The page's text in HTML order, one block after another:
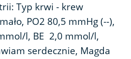
Typ krwi - krew
PO2 80,5 mmHg (--),
l, BE 2,0 mmol/l,
serdecznie, Magda